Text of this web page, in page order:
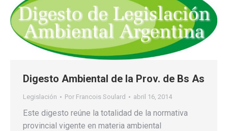
Digesto Ambiental de la Prov. de Bs As
Legislación Por Francois Soulard abril 16, 2014
Este digesto reúne la totalidad de la normativa
provincial vigente en materia ambiental